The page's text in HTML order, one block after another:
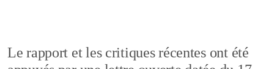
Le rapport et les critiques récentes ont été